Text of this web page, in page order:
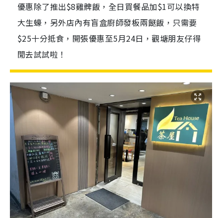
優惠除了推出$8雞髀飯，全日買餐品加$1可以換特
大生蠔，另外店內有盲盒廚師發板兩餸飯，只需要
$25十分抵食，開張優惠至5月24日，觀塘朋友仔得
閒去試試啦！